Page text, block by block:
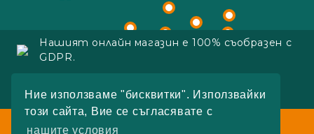
Ние използваме "бисквитки". Използвайки
този сайта, Вие се съгласявате с
нашите условия
Нашият онлайн магазин е 100% съобразен с
GDPR.
Онлайн магазин от SELITON
Работно време: